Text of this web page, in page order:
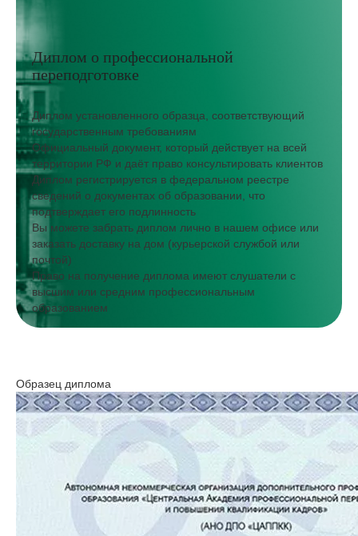
Диплом о профессиональной
переподготовке
Диплом установленного образца, соответствующий
государственным требованиям
Официальный документ, который действует на всей
территории РФ и даёт право консультировать клиентов
Диплом регистрируется в федеральном реестре
сведений о документах об образовании, что
подтверждает его подлинность
Вы можете забрать диплом лично в нашем офисе или
заказать доставку на дом (курьерской службой или
почтой)
Право на получение диплома имеют слушатели с
высшим или средним профессиональным
образованием
Образец диплома